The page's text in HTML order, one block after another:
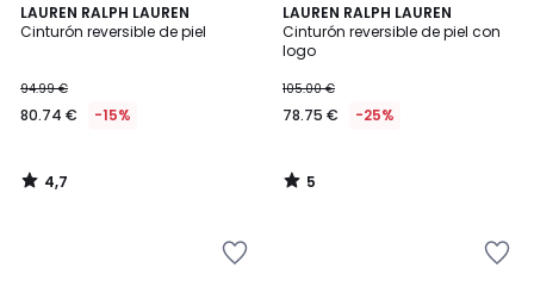
LAUREN RALPH LAUREN
Cinturón reversible de piel
94.99 €
80.74 € -15%
4,7
/ 5
4,7
/
LAUREN RALPH LAUREN
Cinturón reversible de piel con
logo
105.00 €
78.75 € -25%
5
/
5
5
/